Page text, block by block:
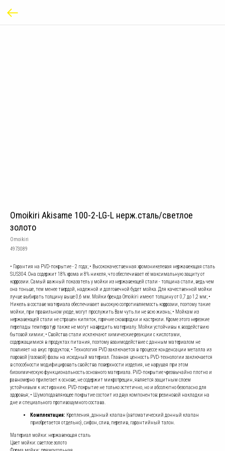
Omoikiri Akisame 100-2-LG-L нерж.сталь/светлое
золото
Omoikiri
4973089
• Гарантия на PVD-покрытие - 2 года; • Высококачественная хромоникелевая нержавеющая сталь
SUS304. Она содержит 18% хрома и 8% никеля, что обеспечивает её максимальную защиту от
коррозии. Самый важный показатель у мойки из нержавеющей стали - толщина стали, ведь чем
она тоньше, тем менее твердой, надежной и долговечной будет мойка. Для качественной мойки
лучше выбирать толщину выше 0,6 мм. Мойки бренда Omoikiri имеют толщину от 0,7 до 1,2 мм; •
Никель в составе материала обеспечивает высокую сопротивляемость коррозии, поэтому такие
мойки, при правильном уходе, могут прослужить Вам чуть ли не всю жизнь; • Мойкам из
нержавеющей стали не страшен кипяток, горячие сковородки и кастрюли. Кроме этого нерезкие
перепады температур также не могут навредить материалу. Мойки устойчивы к воздействию
бытовой химии; • Свойства стали исключают химические реакции с кислотами,
содержащимися в продуктах питания, поэтому взаимодействие с данным материалом не
повлияет на вкус продуктов; • Технология PVD заключается в процессе конденсации металла из
паровой (газовой) фазы на исходный материал. Главная ценность PVD-технологии заключается
в способности модифицировать свойства поверхности изделия, не нарушая при этом
биохимическую функциональность основного материала. PVD-покрытие чрезвычайно плотно и
равномерно прилегает к основе, не содержит микротрещин, является защитным слоем
устойчивым к истиранию. PVD-покрытие не только эстетично, но и абсолютно безопасно для
здоровья; • Шумоподавляющее покрытие состоит из двух компонентов: резиновой накладки на
дне и специального противошумного состава.
Комплектация: Крепления, донный клапан (автоматический донный клапан
приобретается отдельно), сифон, слив, перелив, гарантийный талон.
Материал мойки: нержавеющая сталь
Цвет мойки: светлое золото